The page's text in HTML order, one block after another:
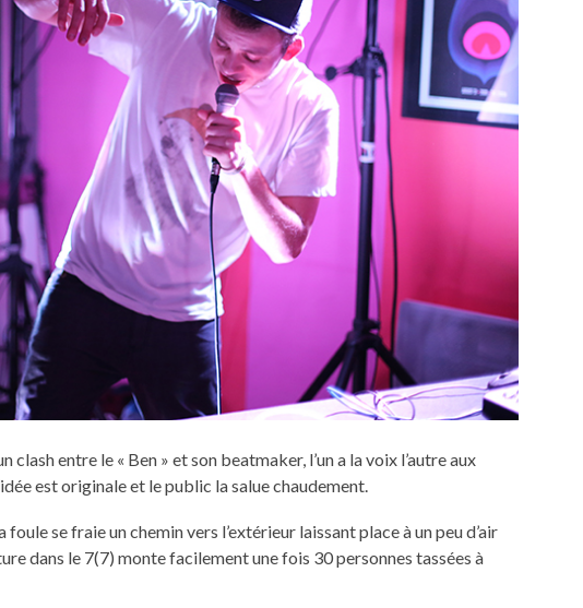
clash entre le « Ben » et son beatmaker, l’un a la voix l’autre aux
est originale et le public la salue chaudement.
se fraie un chemin vers l’extérieur laissant place à un peu d’air
dans le 7(7) monte facilement une fois 30 personnes tassées à